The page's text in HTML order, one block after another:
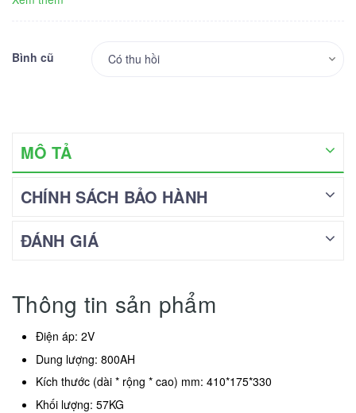
Bình cũ
MÔ TẢ
CHÍNH SÁCH BẢO HÀNH
ĐÁNH GIÁ
Thông tin sản phẩm
Điện áp: 2V
Dung lượng: 800AH
Kích thước (dài * rộng * cao) mm: 410*175*330
Khối lượng: 57KG